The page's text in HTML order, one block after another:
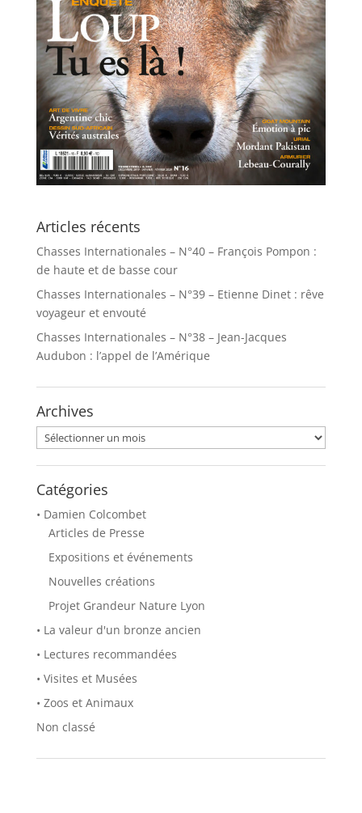
Articles récents
Chasses Internationales – N°40 – François Pompon :
de haute et de basse cour
Chasses Internationales – N°39 – Etienne Dinet : rêve
voyageur et envouté
Chasses Internationales – N°38 – Jean-Jacques
Audubon : l’appel de l’Amérique
Archives
Archives
Catégories
• Damien Colcombet
Articles de Presse
Expositions et événements
Nouvelles créations
Projet Grandeur Nature Lyon
• La valeur d'un bronze ancien
• Lectures recommandées
• Visites et Musées
• Zoos et Animaux
Non classé